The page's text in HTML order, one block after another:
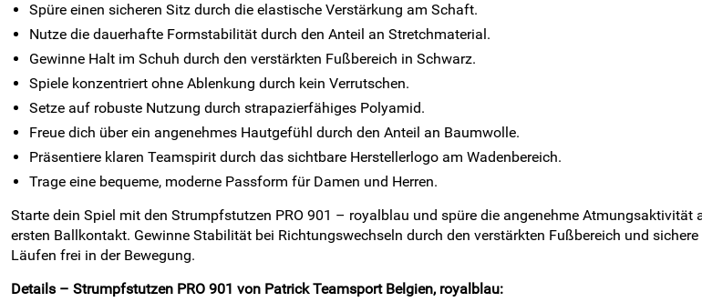
Spüre einen sicheren Sitz durch die elastische Verstärkung am Schaft.
Nutze die dauerhafte Formstabilität durch den Anteil an Stretchmaterial.
Gewinne Halt im Schuh durch den verstärkten Fußbereich in Schwarz.
Spiele konzentriert ohne Ablenkung durch kein Verrutschen.
Setze auf robuste Nutzung durch strapazierfähiges Polyamid.
Freue dich über ein angenehmes Hautgefühl durch den Anteil an Baumwolle.
Präsentiere klaren Teamspirit durch das sichtbare Herstellerlogo am Wadenbereich.
Trage eine bequeme, moderne Passform für Damen und Herren.
Starte dein Spiel mit den Strumpfstutzen PRO 901 – royalblau und spüre die angenehme
ersten Ballkontakt. Gewinne Stabilität bei Richtungswechseln durch den verstärkten Fußbereich und
Läufen frei in der Bewegung.
Details – Strumpfstutzen PRO 901 von Patrick Teamsport Belgien, royalblau: